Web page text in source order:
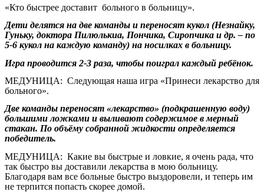
«Кто быстрее доставит больного в больницу».
Дети делятся на две команды и переносят кукол (Незнайку,
Гуньку, доктора Пилюлькиа, Пончика, Сиропчика и др. – по
5-6 кукол на каждую команду) на носилках в больницу.
Игра проводится 2-3 раза, чтобы поиграл каждый ребёнок.
МЕДУНИЦА: Следующая наша игра «Принеси лекарство для
больного».
Две команды переносят «лекарство» (подкрашенную воду)
большими ложками и выливают содержимое в мерный
стакан. По объёму собранной жидкости определяется
победитель.
МЕДУНИЦА: Какие вы быстрые и ловкие, я очень рада, что
так быстро вы доставили лекарства в мою больницу.
Благодаря вам все больные быстро выздоровели, и теперь им
не терпится попасть скорее домой.